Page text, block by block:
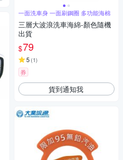
一面洗車身 一面刷鋼圈 多功能海棉
三層大波浪洗車海綿-顏色隨機
出貨
$79
5 (1)
券
貨到通知我